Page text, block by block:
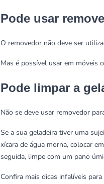
Pode usar
O removedor não deve ser
Mas é possível usar em móveis
Pode limpar a
Não se deve usar removedor
Se a sua geladeira tiver uma
xícara de água morna, colocar
seguida, limpe com um pano
Confira mais dicas infalíveis